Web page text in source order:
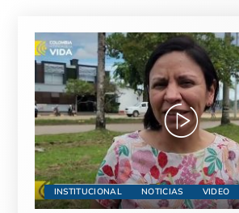
INSTITUCIONAL NOTICIAS VIDEO